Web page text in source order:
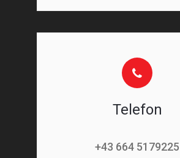
Telefon
+43 664 5179225